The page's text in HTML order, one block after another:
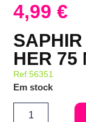
4,99€
HER 75
Ref:56351
Em stock